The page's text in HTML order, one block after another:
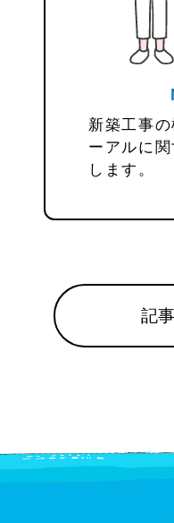
新築工事
ーアルに
します。
記